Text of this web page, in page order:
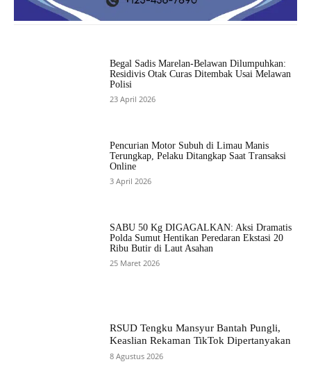
Begal Sadis Marelan-Belawan Dilumpuhkan:
Residivis Otak Curas Ditembak Usai Melawan
Polisi
23 April 2026
Pencurian Motor Subuh di Limau Manis
Terungkap, Pelaku Ditangkap Saat Transaksi
Online
3 April 2026
SABU 50 Kg DIGAGALKAN: Aksi Dramatis
Polda Sumut Hentikan Peredaran Ekstasi 20
Ribu Butir di Laut Asahan
25 Maret 2026
RSUD Tengku Mansyur Bantah Pungli,
Keaslian Rekaman TikTok Dipertanyakan
8 Agustus 2026